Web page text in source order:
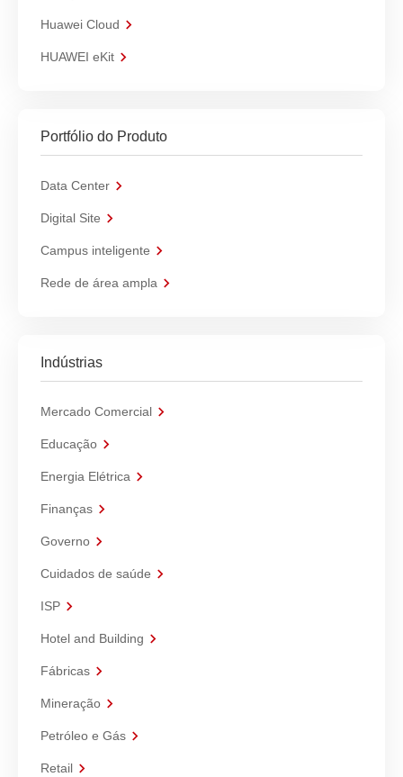
Huawei Cloud
HUAWEI eKit
Portfólio do Produto
Data Center
Digital Site
Campus inteligente
Rede de área ampla
Indústrias
Mercado Comercial
Educação
Energia Elétrica
Finanças
Governo
Cuidados de saúde
ISP
Hotel and Building
Fábricas
Mineração
Petróleo e Gás
Retail